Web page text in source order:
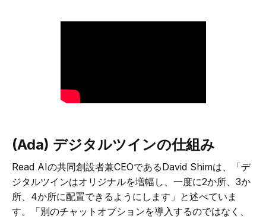
(Ada) デジタルツインの仕組み
Read AIの共同創設者兼CEOであるDavid Shimは、「デ
ジタルツインはオリジナルを増幅し、一度に2か所、3か
所、4か所に配置できるようにします」と述べていま
す。「別のチャットオプションを導入するのではなく、